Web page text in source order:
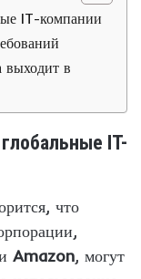
IT-компании
выходит в
IT-
что
Amazon, могут